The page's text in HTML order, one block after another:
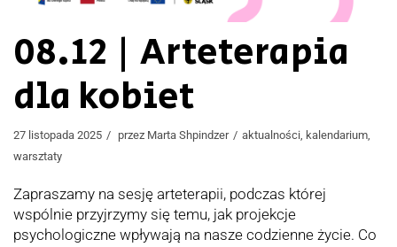
08.12 | Arteterapia
dla kobiet
27 listopada 2025 przez Marta Shpindzer aktualności, kalendarium,
warsztaty
Zapraszamy na sesję arteterapii, podczas której
wspólnie przyjrzymy się temu, jak projekcje
psychologiczne wpływają na nasze codzienne życie. Co